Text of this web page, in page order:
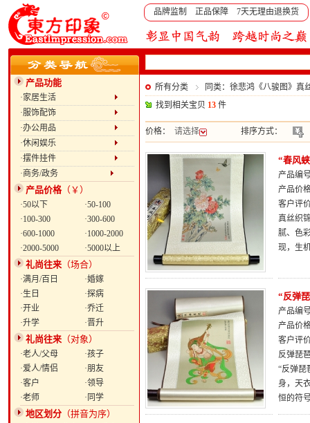
品牌监制 正品保障 7天无理由退换货
产品功能
·家居生活
·服饰配饰
·办公用品
·休闲娱乐
·摆件挂件
·商务/政务
产品价格（￥）
·50以下
·50-100
·100-300
·300-600
·600-1000
·1000-2000
·2000-5000
·5000以上
礼尚往来 （场合）
·满月/百日
·婚嫁
·生日
·探病
·开业
·乔迁
·升学
·晋升
礼尚往来 （对象）
·老人/父母
·孩子
·爱人/情侣
·朋友
·客户
·领导
·老师
·同学
地区划分 （拼音为序）
所有分类
同类：徐悲鸿《八骏图》真
找到相关宝贝 13 件
价格： 请选择 排序方式：
“春风
产品编
产品价
客户评
真丝织
腻、色
现，生
“反弹
产品编
产品价
客户评
反弹琵
“反弹琵
身，天
恒的符